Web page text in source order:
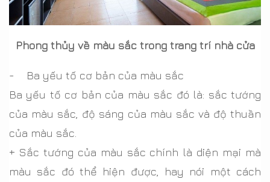
Phong thủy về màu sắc trong trang trí nhà cửa
- Ba yếu tố cơ bản của màu sắc
Ba yếu tố cơ bản của màu sắc đó là: sắc tướng
của màu sắc, độ sáng của màu sắc và độ thuần
của màu sắc.
+ Sắc tướng của màu sắc chính là diện mại mà
màu sắc đó thể hiện được, hay nói một cách